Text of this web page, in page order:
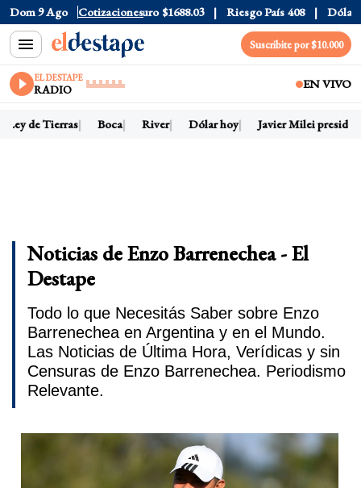
Dom 9 Ago Cotizaciones
CCL $1580.7 Euro $1688.03 Riesgo País 408 Dólar
Suscribite por $10.000
EL DESTAPE
RADIO EN VIVO
de Tierras Boca River Dólar hoy Javier Milei presidente
Noticias de Enzo Barrenechea - El
Destape
Todo lo que Necesitás Saber sobre Enzo
Barrenechea en Argentina y en el Mundo.
Las Noticias de Última Hora, Verídicas y sin
Censuras de Enzo Barrenechea. Periodismo
Relevante.